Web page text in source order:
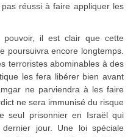
réussi à faire appliquer les
pouvoir, il est clair que cette
poursuivra encore longtemps.
terroristes abominables à des
les fera libérer bien avant
ne parviendra à les faire
ne sera immunisé du risque
seul prisonnier en Israël qui
jour. Une loi spéciale